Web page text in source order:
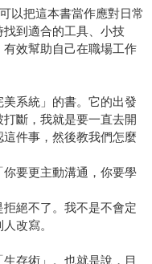
以把這本書當作應對日常
到適合的工具、小技
效幫助自己在職場工作
系統」的書。它的出發
斷，我就是要一直去開
件事，然後教我們怎麼
要更主動溝通，你要學
絕不了。我不是不會定
改寫。
存術」。也就是說，目